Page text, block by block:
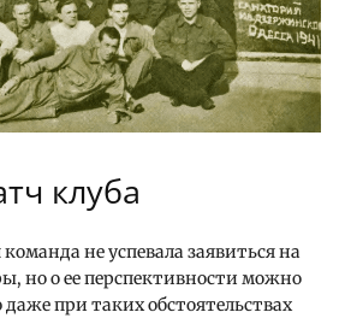
клуба
не успевала заявиться на
но о ее перспективности можно
при таких обстоятельствах